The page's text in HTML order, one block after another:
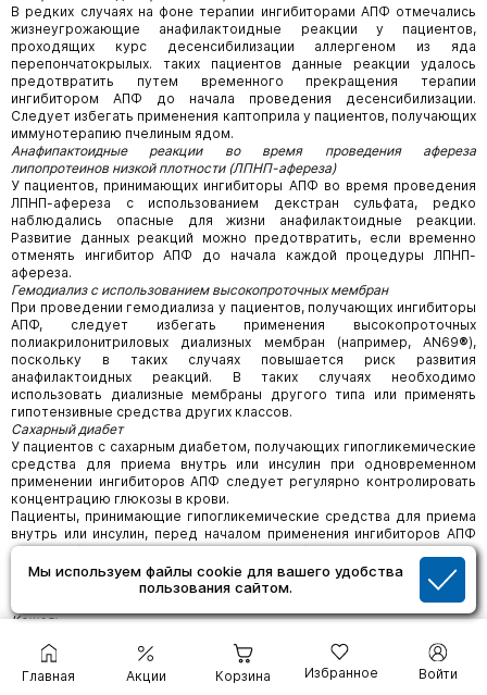
Мы используем файлы cookie для вашего удобства
пользования сайтом.
Главная Акции Корзина Избранное Войти
В редких случаях на фоне терапии ингибиторами АПФ отмечались
жизнеугрожающие анафилактоидные реакции у пациентов,
проходящих курс десенсибилизации аллергеном из яда
перепончатокрылых. таких пациентов данные реакции удалось
предотвратить путем временного прекращения терапии
ингибитором АПФ до начала проведения десенсибилизации.
Следует избегать применения каптоприла у пациентов, получающих
иммунотерапию пчелиным ядом.
Анафипактоидные реакции во время проведения афереза
липопротеинов низкой плотности (ЛПНП-афереза)
У пациентов, принимающих ингибиторы АПФ во время проведения
ЛПНП-афереза с использованием декстран сульфата, редко
наблюдались опасные для жизни анафилактоидные реакции.
Развитие данных реакций можно предотвратить, если временно
отменять ингибитор АПФ до начала каждой процедуры ЛПНП-
афереза.
Гемодиализ с использованием высокопроточных мембран
При проведении гемодиализа у пациентов, получающих ингибиторы
АПФ, следует избегать применения высокопроточных
полиакрилонитриловых диализных мембран (например, AN69®),
поскольку в таких случаях повышается риск развития
анафилактоидных реакций. В таких случаях необходимо
использовать диализные мембраны другого типа или применять
гипотензивные средства других классов.
Сахарный диабет
У пациентов с сахарным диабетом, получающих гипогликемические
средства для приема внутрь или инсулин при одновременном
применении ингибиторов АПФ следует регулярно контролировать
концентрацию глюкозы в крови.
Пациенты, принимающие гипогликемические средства для приема
внутрь или инсулин, перед началом применения ингибиторов АПФ
должны быть проинформированы о необходимости регулярного
контроля концентрации глюкозы в крови (гипогликемии), особенно в
течение первого месяца одновременного применения указанных
Кашель
кашель. Как правило, кашель носит непродуктивный, постоянный
характер и прекращается после отмены препарата. Кашель,